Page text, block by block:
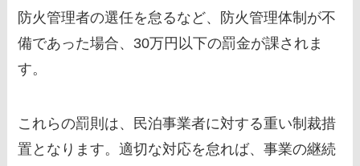
防火管理者の選任を怠るなど、防火管理体制が不
備であった場合、30万円以下の罰金が課されま
す。
これらの罰則は、民泊事業者に対する重い制裁措
置となります。適切な対応を怠れば、事業の継続